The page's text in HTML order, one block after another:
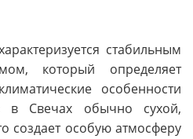
стабильным
который определяет
особенности
в Свечах обычно сухой,
создает особую атмосферу